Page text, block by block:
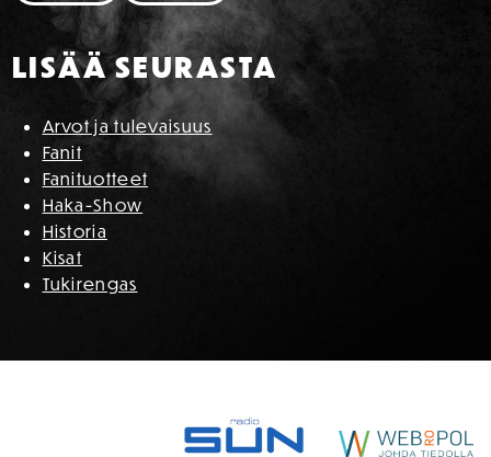
LISÄÄ SEURASTA
Arvot ja tulevaisuus
Fanit
Fanituotteet
Haka-Show
Historia
Kisat
Tukirengas